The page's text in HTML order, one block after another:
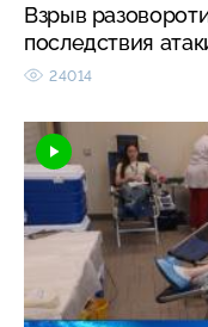
Взрыв
последствия
24014